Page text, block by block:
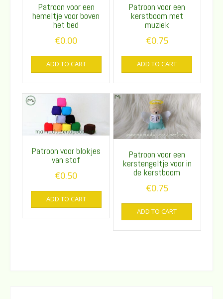
Patroon voor een
hemeltje voor boven
het bed
€0.00
ADD TO CART
Patroon voor een
kerstboom met
muziek
€0.75
ADD TO CART
Patroon voor blokjes
van stof
€0.50
ADD TO CART
Patroon voor een
kerstengeltje voor in
de kerstboom
€0.75
ADD TO CART